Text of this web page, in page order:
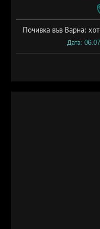
Почивка във Варна:
Дата: